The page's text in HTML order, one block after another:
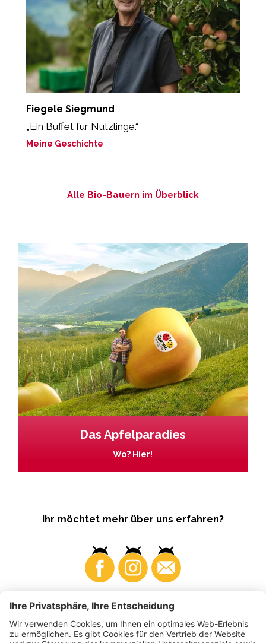
Fiegele Siegmund
„Ein Buffet für Nützlinge.“
Meine Geschichte
Alle Bio-Bauern im Überblick
Das Apfelparadies
Wo? Hier!
Ihr möchtet mehr über uns erfahren?
Business Produzenten